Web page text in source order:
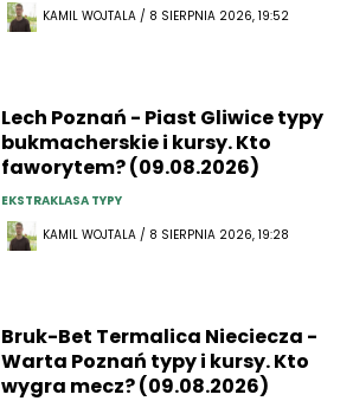
KAMIL WOJTALA / 8 SIERPNIA 2026, 19:52
Lech Poznań - Piast Gliwice typy
bukmacherskie i kursy. Kto
faworytem? (09.08.2026)
EKSTRAKLASA TYPY
KAMIL WOJTALA / 8 SIERPNIA 2026, 19:28
Bruk-Bet Termalica Nieciecza -
Warta Poznań typy i kursy. Kto
wygra mecz? (09.08.2026)